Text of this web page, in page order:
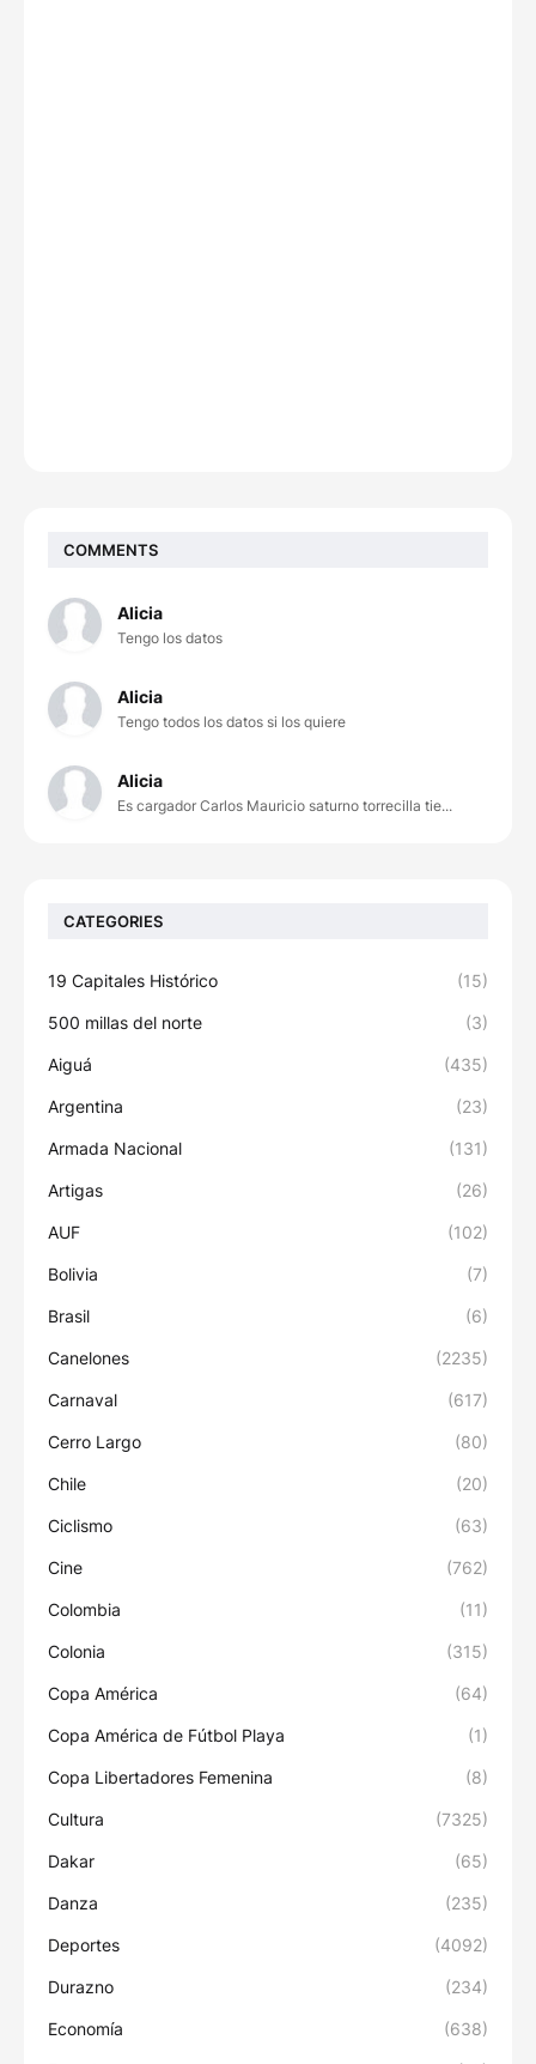
COMMENTS
Alicia
Tengo los datos
Alicia
Tengo todos los datos si los quiere
Alicia
Es cargador Carlos Mauricio saturno torrecilla tie...
CATEGORIES
19 Capitales Histórico (15)
500 millas del norte (3)
Aiguá (435)
Argentina (23)
Armada Nacional (131)
Artigas (26)
AUF (102)
Bolivia (7)
Brasil (6)
Canelones (2235)
Carnaval (617)
Cerro Largo (80)
Chile (20)
Ciclismo (63)
Cine (762)
Colombia (11)
Colonia (315)
Copa América (64)
Copa América de Fútbol Playa (1)
Copa Libertadores Femenina (8)
Cultura (7325)
Dakar (65)
Danza (235)
Deportes (4092)
Durazno (234)
Economía (638)